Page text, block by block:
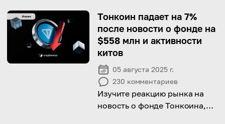
Тонкоин падает на 7%
после новости о фонде на
$558 млн и активности
китов
05 августа 2025 г.
230 комментариев
Изучите реакцию рынка на
новость о фонде Тонкоина,